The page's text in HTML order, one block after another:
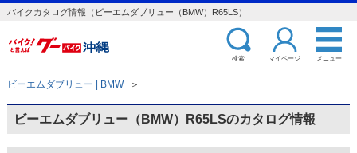
バイクカタログ情報（ビーエムダブリュー（BMW）R65LS）
検索 マイページ メニュー
ビーエムダブリュー | BMW ＞
ビーエムダブリュー（BMW）R65LSのカタログ情報